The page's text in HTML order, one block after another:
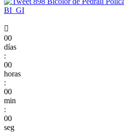

00
días
:
00
horas
:
00
min
:
00
seg